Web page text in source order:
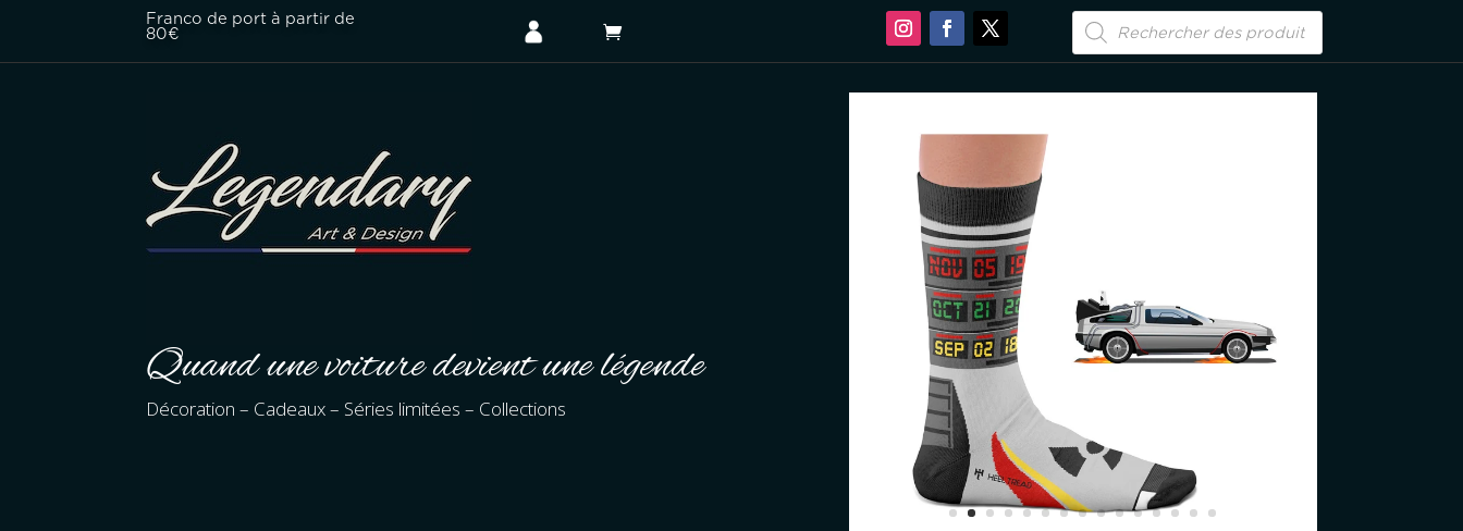
Franco de port à partir de
80€
Recherche
de
produits
Quand une voiture devient une légende
Décoration – Cadeaux – Séries limitées – Collections